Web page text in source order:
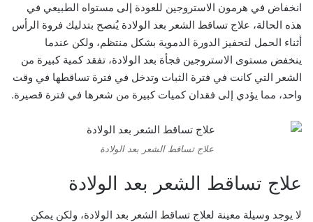
انخفاض في هرمون الاستروجين للعودة إلى مستواه الطبيعي في
هذه الحالة، علاج تساقط الشعر بعد الولادة يُنصح بتدليك فروة الرأس
أثناء الحمل لتحفيز الدورة الدموية بشكل منتظم، ولكن عندما
ينخفض مستوى الاستروجين فجأة بعد الولادة، تفقد كمية كبيرة من
الشعر التي كانت في فترة الثبات وتدخل في فترة تساقطها في وقت
واحد، مما يؤدي إلى فقدان كميات كبيرة من شعرها في فترة قصيرة.
علاج تساقط الشعر بعد الولادة
علاج تساقط الشعر بعد الولادة
لا يوجد وسيلة معينة لعلاج تساقط الشعر بعد الولادة، ولكن يمكن